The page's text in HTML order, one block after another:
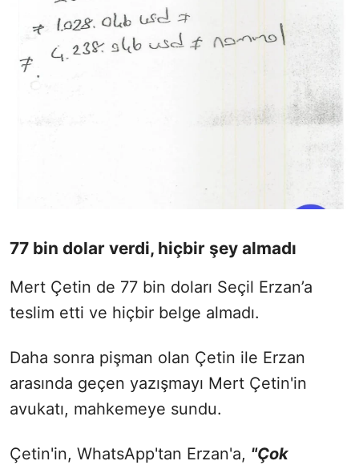
77 bin dolar verdi, hiçbir şey almadı
Mert Çetin de 77 bin doları Seçil Erzan’a
teslim etti ve hiçbir belge almadı.
Daha sonra pişman olan Çetin ile Erzan
arasında geçen yazışmayı Mert Çetin'in
avukatı, mahkemeye sundu.
Çetin'in, WhatsApp'tan Erzan'a, "Çok